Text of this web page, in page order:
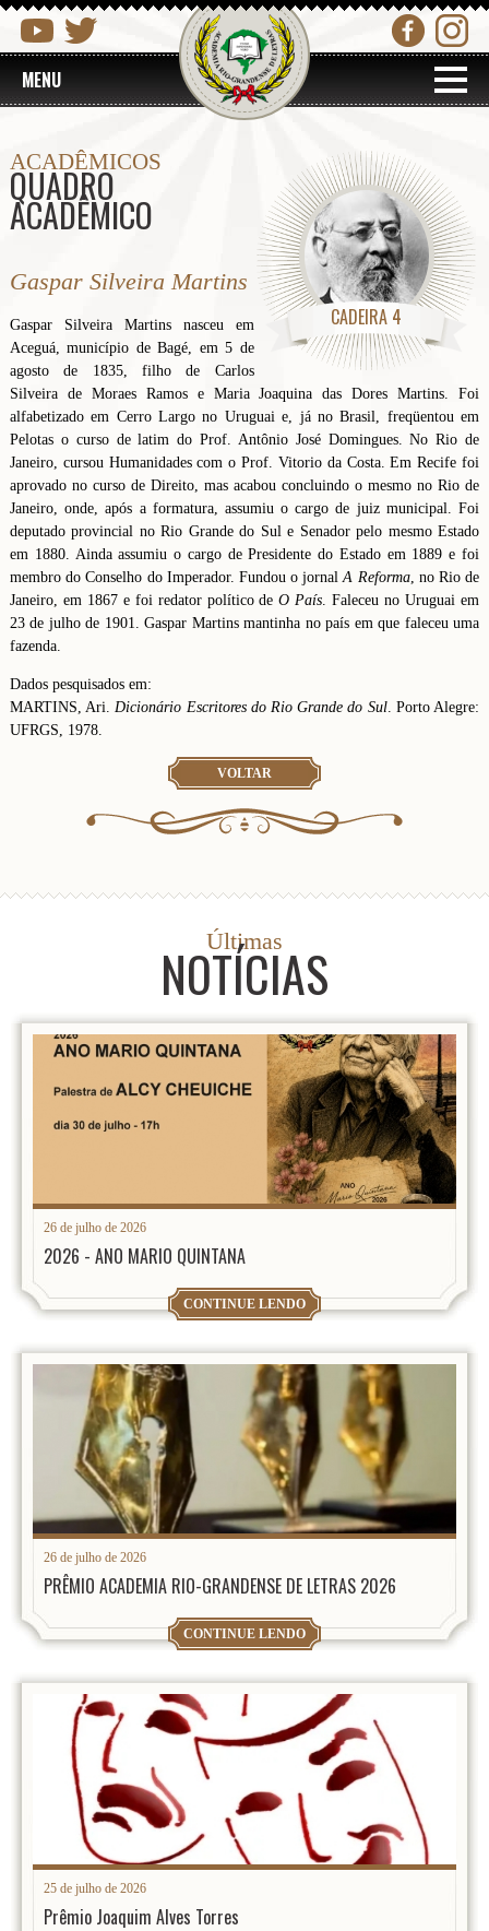
MENU
CADEIRA 4
ACADÊMICOS
QUADRO
ACADÊMICO
Gaspar Silveira Martins
Gaspar Silveira Martins nasceu em
Aceguá, município de Bagé, em 5 de
agosto de 1835, filho de Carlos
Silveira de Moraes Ramos e Maria Joaquina das Dores Martins. Foi
alfabetizado em Cerro Largo no Uruguai e, já no Brasil, freqüentou em
Pelotas o curso de latim do Prof. Antônio José Domingues. No Rio de
Janeiro, cursou Humanidades com o Prof. Vitorio da Costa. Em Recife foi
aprovado no curso de Direito, mas acabou concluindo o mesmo no Rio de
Janeiro, onde, após a formatura, assumiu o cargo de juiz municipal. Foi
deputado provincial no Rio Grande do Sul e Senador pelo mesmo Estado
em 1880. Ainda assumiu o cargo de Presidente do Estado em 1889 e foi
membro do Conselho do Imperador. Fundou o jornal A Reforma, no Rio de
Janeiro, em 1867 e foi redator político deO País. Faleceu no Uruguai em
23 de julho de 1901. Gaspar Martins mantinha no país em que faleceu uma
fazenda.
Dados pesquisados em:
MARTINS, Ari.Dicionário Escritores do Rio Grande do Sul. Porto Alegre:
UFRGS, 1978.
VOLTAR
Últimas
NOTÍCIAS
26 de julho de 2026
2026 - ANO MARIO QUINTANA
CONTINUE LENDO
26 de julho de 2026
PRÊMIO ACADEMIA RIO-GRANDENSE DE LETRAS 2026
CONTINUE LENDO
25 de julho de 2026
Prêmio Joaquim Alves Torres